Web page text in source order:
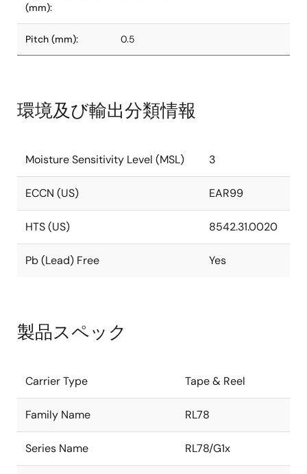
(mm):
Pitch (mm): 0.5
環境及び輸出分類情報
Moisture Sensitivity Level (MSL) 3
ECCN (US) EAR99
HTS (US) 8542.31.0020
Pb (Lead) Free Yes
製品スペック
Carrier Type Tape & Reel
Family Name RL78
Series Name RL78/G1x